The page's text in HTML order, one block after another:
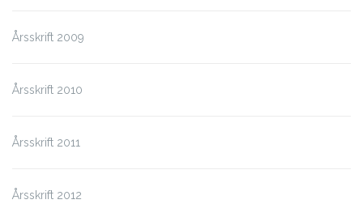
Årsskrift 2009
Årsskrift 2010
Årsskrift 2011
Årsskrift 2012